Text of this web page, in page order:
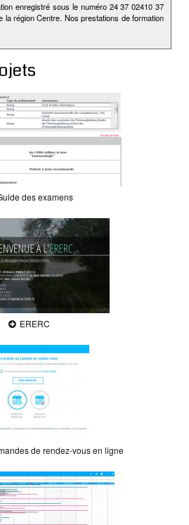
enregistré sous le numéro 24 37 02410 37
la région Centre. Nos prestations de formation
des examens
ERERC
de rendez-vous en ligne